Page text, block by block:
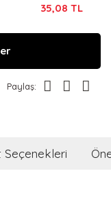
35,08 TL
Paylaş:
Seçenekleri